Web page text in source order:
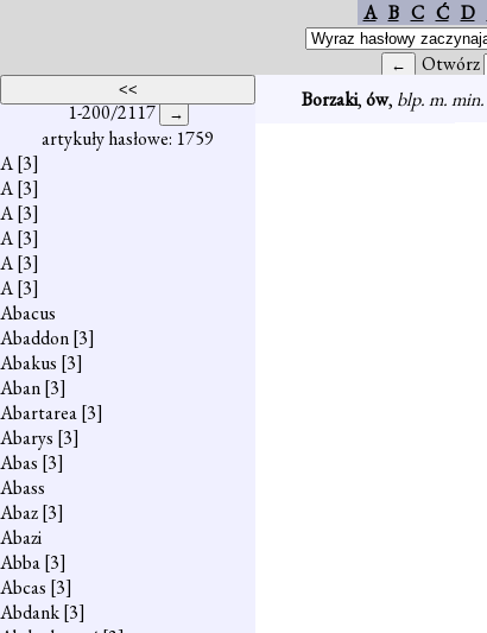
A B C Ć D
Otwórz
1-200/2117
artykuły hasłowe: 1759
A[3]
A[3]
A[3]
A[3]
A[3]
A[3]
Abacus
Abaddon[3]
Abakus [3]
Aban[3]
Abartarea[3]
Abarys [3]
Abas [3]
Abass
Abaz[3]
Abazi
Abba[3]
Abcas [3]
Abdank[3]
Borzaki,ów, blp. m. min.